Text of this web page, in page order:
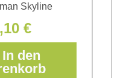
Skyline
€
den